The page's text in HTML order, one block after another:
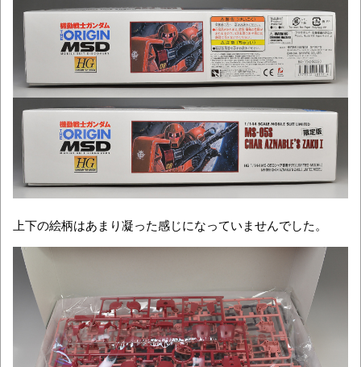
上下の絵柄はあまり凝った感じになっていませんでした。